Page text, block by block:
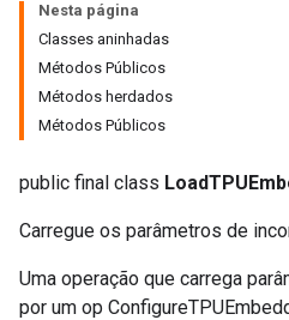
Nesta página
Classes aninhadas
Métodos Públicos
Métodos herdados
Métodos Públicos
public final class
Carregue os parâmetros de
Uma operação que carrega
por um op